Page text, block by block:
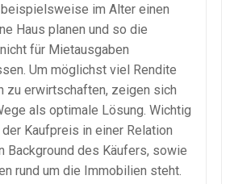
im Alter einen
Haus planen und so die
nicht für Mietausgaben
Um möglichst viel Rendite
zu erwirtschaften, zeigen sich
als optimale Lösung. Wichtig
Kaufpreis in einer Relation
Background des Käufers, sowie
rund um die Immobilien steht.